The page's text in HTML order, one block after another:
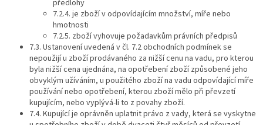
předlohy
7.2.4. je zboží v odpovídajícím množství, míře nebo
hmotnosti
7.2.5. zboží vyhovuje požadavkům právních předpisů
7.3. Ustanovení uvedená v čl. 7.2 obchodních podmínek se
nepoužijí u zboží prodávaného za nižší cenu na vadu, pro kterou
byla nižší cena ujednána, na opotřebení zboží způsobené jeho
obvyklým užíváním, u použitého zboží na vadu odpovídající míře
používání nebo opotřebení, kterou zboží mělo při převzetí
kupujícím, nebo vyplývá-li to z povahy zboží.
7.4. Kupující je oprávněn uplatnit právo z vady, která se vyskytne